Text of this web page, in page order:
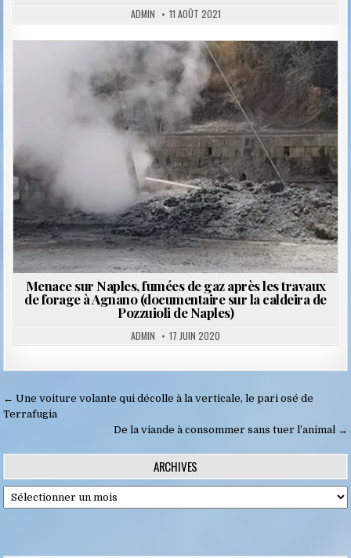
ADMIN 11 AOÛT 2021
Posted
in
Menace sur Naples, fumées de gaz après les travaux
de forage à Agnano (documentaire sur la caldeira de
Pozzuioli de Naples)
ADMIN 17 JUIN 2020
Navigation
de
← Une voiture volante qui décolle à la verticale, le pari osé de
Terrafugia
De la viande à consommer sans tuer l’animal →
ARCHIVES
Archives